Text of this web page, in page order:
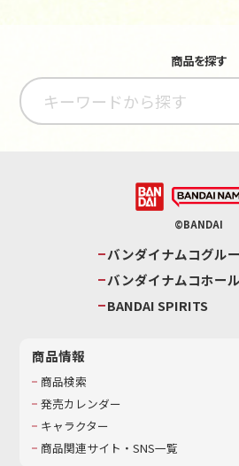
商品を探す
©BANDAI
バンダイナムコグル
バンダイナムコホー
BANDAI SPIRITS
商品情報
商品検索
発売カレンダー
キャラクター
商品関連サイト・SNS一覧